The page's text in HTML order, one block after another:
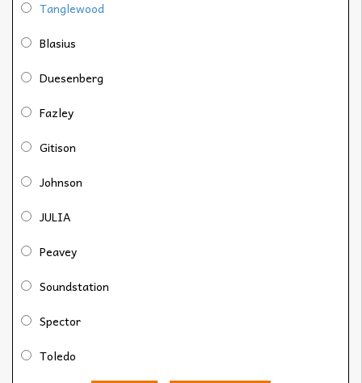
Tanglewood
Blasius
Duesenberg
Fazley
Gitison
Johnson
JULIA
Peavey
Soundstation
Spector
Toledo